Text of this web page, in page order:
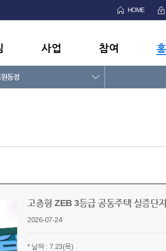
HOME
사업 참여
동정
고층형 ZEB 3등급 공동주택 실증단
2026-07-24
* 날짜 : 7.23(목)